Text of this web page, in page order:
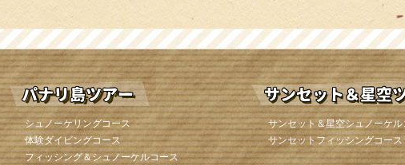
シュノーケリングコース
体験ダイビングコース
フィッシング＆シュノーケルコース
サンセット＆星空シュノーケル
サンセットフィッシングコース